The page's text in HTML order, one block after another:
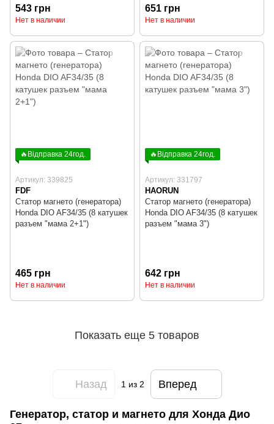
543 грн
Нет в наличии
651 грн
Нет в наличии
🔥Відправка 24год.
Артикул: 339825
FDF
Статор магнето (генератора)
Honda DIO AF34/35 (8 катушек
разъем "мама 2+1")
465 грн
Нет в наличии
🔥Відправка 24год.
Артикул: 331797
HAORUN
Статор магнето (генератора)
Honda DIO AF34/35 (8 катушек
разъем "мама 3")
642 грн
Нет в наличии
Показать еще 5 товаров
Назад 1из 2 Вперед
Генератор, статор и магнето для Хонда Дио